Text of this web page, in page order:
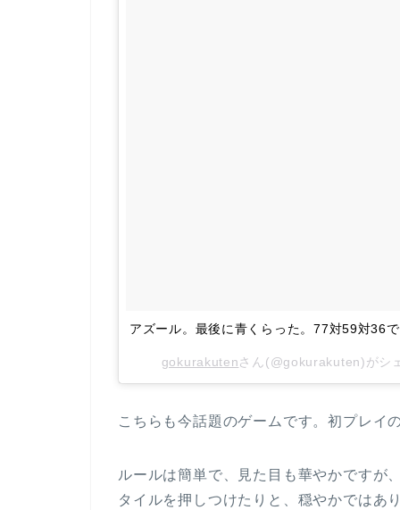
アズール。最後に青くらった。77対59対36
gokurakutenさん(@gokurakuten)がシ
こちらも今話題のゲームです。初プレイ
ルールは簡単で、見た目も華やかですが
タイルを押しつけたりと、穏やかではあ